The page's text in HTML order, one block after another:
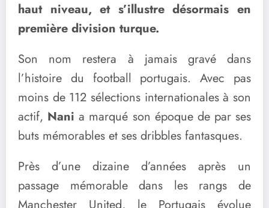
haut niveau, et s’illustre désormais en
première division turque.
Son nom restera à jamais gravé dans
l’histoire du football portugais. Avec pas
moins de 112 sélections internationales à son
actif, Nani a marqué son époque de par ses
buts mémorables et ses dribbles fantasques.
Près d’une dizaine d’années après un
passage mémorable dans les rangs de